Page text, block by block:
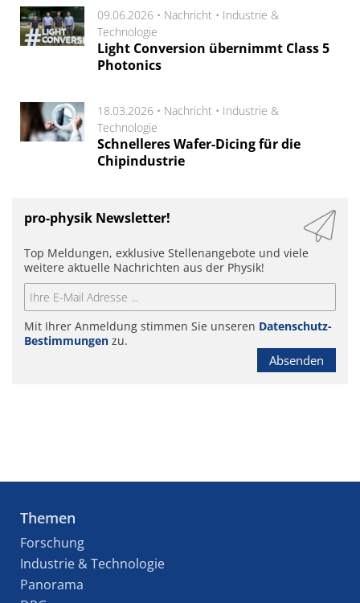
09.06.2026 • Nachricht • Industrie &
Technologie
Light Conversion übernimmt Class 5
Photonics
18.03.2026 • Nachricht • Industrie &
Technologie
Schnelleres Wafer-Dicing für die
Chipindustrie
pro-physik Newsletter!
Top Meldungen, exklusive Stellenangebote und viele
weitere aktuelle Nachrichten aus der Physik!
Mit Ihrer Anmeldung stimmen Sie unseren Datenschutz-
Bestimmungen zu.
Absenden
Themen
Forschung
Industrie & Technologie
Panorama